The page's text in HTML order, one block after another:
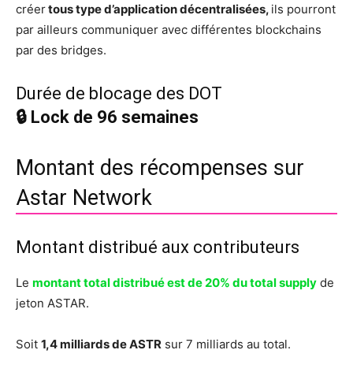
créertous type d’application décentralisées, ils pourront
par ailleurs communiquer avec différentes blockchains
par des bridges.
Durée de blocage des DOT
🔒 Lock de 96 semaines
Montant des récompenses sur
Astar Network
Montant distribué aux contributeurs
Le montant total distribué est de 20% du total supply de
jeton ASTAR.
Soit 1,4 milliards de ASTR sur 7 milliards au total.